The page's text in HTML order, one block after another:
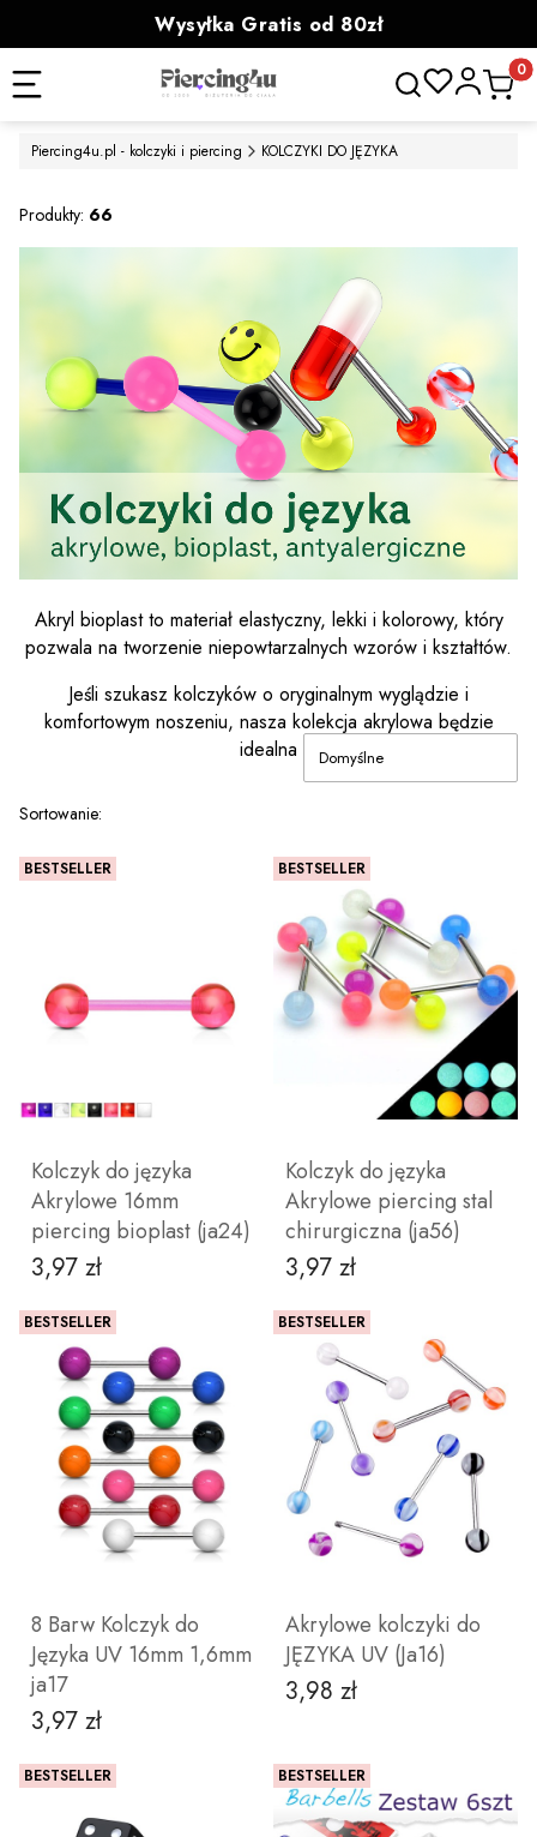
Wysyłka Gratis od 80zł
powyżej 100zł prezent
Otwórz
Piercing4u.pl - kolczyki i piercing KOLCZYKI DO JĘZYKA
Produkty: 66
Akryl bioplast to materiał elastyczny, lekki i kolorowy, który
pozwala na tworzenie niepowtarzalnych wzorów i kształtów.
Jeśli szukasz kolczyków o oryginalnym wyglądzie i
komfortowym noszeniu, nasza kolekcja akrylowa będzie
idealna
Lista produktów
Sortowanie:
Domyślne
BESTSELLER
Kolczyk do języka
Akrylowe 16mm
piercing bioplast (ja24)
Cena
3,97 zł
ZOBACZ PRODUKT
BESTSELLER
Kolczyk do języka
Akrylowe piercing stal
chirurgiczna (ja56)
Cena
3,97 zł
ZOBACZ PRODUKT
BESTSELLER
8 Barw Kolczyk do
Języka UV 16mm 1,6mm
ja17
Cena
3,97 zł
BESTSELLER
Akrylowe kolczyki do
JĘZYKA UV (Ja16)
Cena
3,98 zł
BESTSELLER BESTSELLER